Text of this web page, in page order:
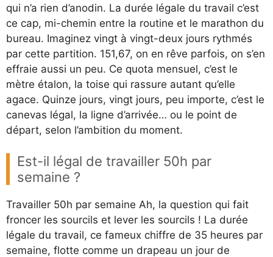
qui n’a rien d’anodin. La durée légale du travail c’est
ce cap, mi-chemin entre la routine et le marathon du
bureau. Imaginez vingt à vingt-deux jours rythmés
par cette partition. 151,67, on en rêve parfois, on s’en
effraie aussi un peu. Ce quota mensuel, c’est le
mètre étalon, la toise qui rassure autant qu’elle
agace. Quinze jours, vingt jours, peu importe, c’est le
canevas légal, la ligne d’arrivée… ou le point de
départ, selon l’ambition du moment.
Est-il légal de travailler 50h par
semaine ?
Travailler 50h par semaine Ah, la question qui fait
froncer les sourcils et lever les sourcils ! La durée
légale du travail, ce fameux chiffre de 35 heures par
semaine, flotte comme un drapeau un jour de